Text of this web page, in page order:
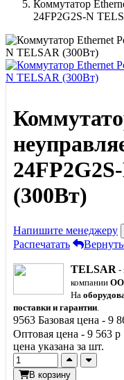
Коммутатор
24FP2G2S-N
(300Вт)
Напишите менеджеру
Распечатать
TELSAR -
компании
На
поставки и гарантии
9563 Базовая цена - 9
Оптовая цена - 9 563 p
цена указана за шт.
В корзину